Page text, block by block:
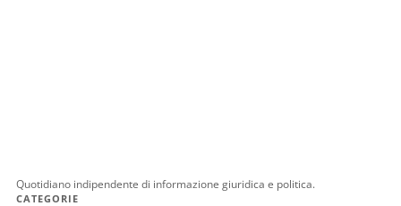
Quotidiano indipendente di informazione giuridica e politica.
CATEGORIE